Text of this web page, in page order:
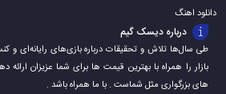
دانلود اهنگ
درباره دیسک گیم
طی سال‌ها تلاش و تحقیقات درباره بازی‌های رایانه‌ای و
بازار را همراه با بهترین قیمت ها برای شما عزیزان
های بزرگواری مثل شماست . با ما همراه باشد .